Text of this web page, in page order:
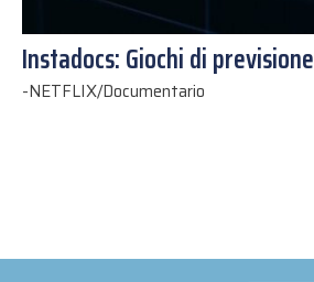
Instadocs: Giochi di previsione
-NETFLIX/Documentario